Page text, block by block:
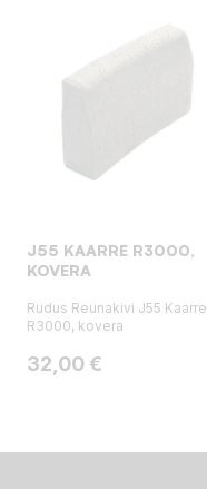
J55 KAARRE R3000,
KOVERA
Rudus Reunakivi J55 Kaarre
R3000, kovera
Hinta
32,00 €